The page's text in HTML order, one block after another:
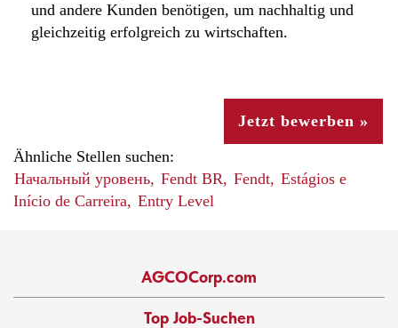
und andere Kunden benötigen, um nachhaltig und
gleichzeitig erfolgreich zu wirtschaften.
Jetzt bewerben »
Ähnliche Stellen suchen:
Начальный уровень, Fendt BR, Fendt, Estágios e
Início de Carreira, Entry Level
AGCOCorp.com
Top Job-Suchen